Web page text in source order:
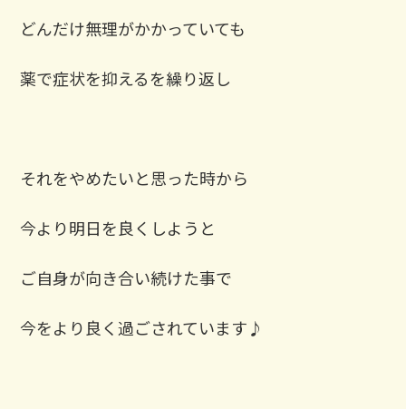
どんだけ無理がかかっていても
薬で症状を抑えるを繰り返し
それをやめたいと思った時から
今より明日を良くしようと
ご自身が向き合い続けた事で
今をより良く過ごされています♪